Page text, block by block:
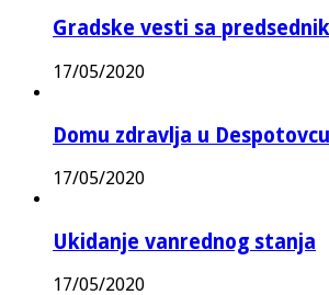
Gradske vesti sa
17/05/2020
Domu zdravlja u
17/05/2020
Ukidanje vanrednog stanja
17/05/2020